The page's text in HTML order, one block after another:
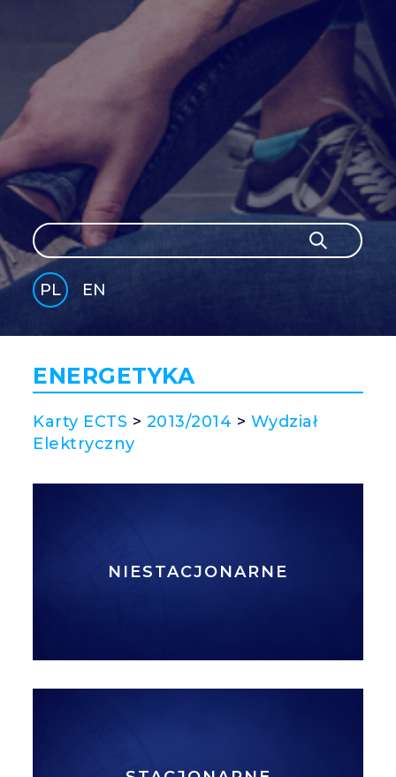
Szukaj
Szukaj
PL
EN
SH
ENERGETYKA
Karty ECTS > 2013/2014 > Wydział
Elektryczny
NIESTACJONARNE